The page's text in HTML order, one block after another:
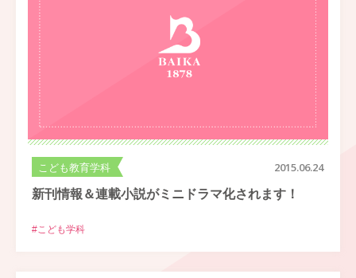
こども教育学科 2015.06.24
新刊情報＆連載小説がミニドラマ化されます！
#こども学科